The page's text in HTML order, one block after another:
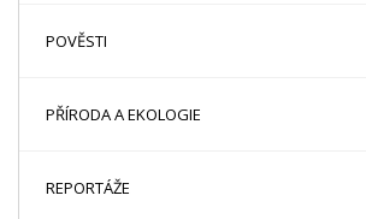
POVĚSTI
PŘÍRODA A EKOLOGIE
REPORTÁŽE